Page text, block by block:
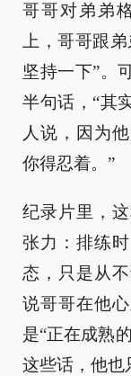
哥哥对弟弟
上，哥哥跟
坚持一下”。
半句话，“其
人说，因为
你得忍着。”
纪录片里，
张力：排练
态，只是从
说哥哥在他
是“正在成熟
这些话，他也